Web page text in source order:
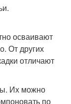
осваивают
От других
отличают
Их можно
по